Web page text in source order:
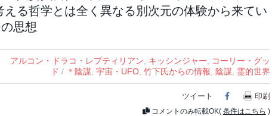
える哲学とは全く異なる別次元の体験から来てい
思想
アルコン・ドラコ・レプティリアン キッシンジャー
コーリー・グッ
ド / ＊陰謀, 宇宙・UFO, 竹下氏からの情報 陰謀, 霊的世界
ツイート Facebook
印刷
コメントのみ転載OK( 条件はこちら )